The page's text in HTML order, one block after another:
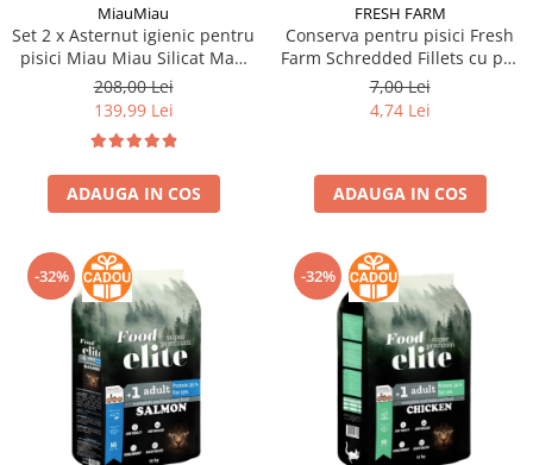
MiauMiau
Set 2 x Asternut igienic pentru
pisici Miau Miau Silicat Maxi
15L
208,00 Lei
139,99 Lei
ADAUGA IN COS
FRESH FARM
Conserva pentru pisici Fresh
Farm Schredded Fillets cu pui
70 gr
7,00 Lei
4,74 Lei
ADAUGA IN COS
-32% -32%